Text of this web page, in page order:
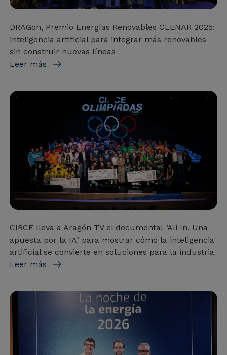
DRAGon, Premio Energías Renovables CLENAR 2025:
inteligencia artificial para integrar más renovables
sin construir nuevas líneas
Leer más
CIRCE lleva a Aragón TV el documental "All In. Una
apuesta por la IA" para mostrar cómo la inteligencia
artificial se convierte en soluciones para la industria
Leer más